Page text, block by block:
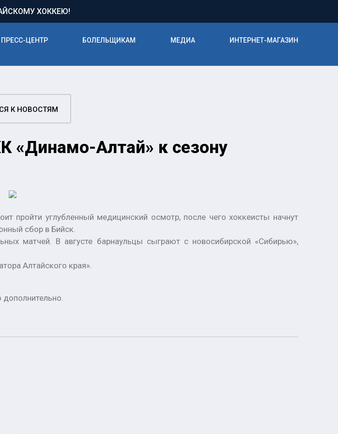
ХОККЕЮ!
ПРЕСС-ЦЕНТР БОЛЕЛЬЩИКАМ МЕДИА ИНТЕРНЕТ-МАГАЗИН
К НОВОСТЯМ
«Динамо-Алтай» к сезону
пройти углубленный медицинский осмотр, после чего хоккеисты начнут
сбор в Бийск.
матчей. В августе барнаульцы сыграют с новосибирской «Сибирью»,
Алтайского края».